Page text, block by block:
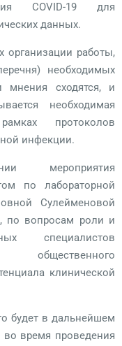
COVID-19 для
данных.
работы,
необходимых
мнения сходятся, и
необходимая
протоколов
инфекции.
по лабораторной
Сулейменовой
по вопросам роли и
специалистов
общественного
клинической
будет в дальнейшем
время проведения